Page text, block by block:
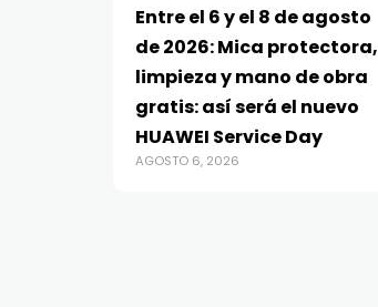
Entre el 6 y el 8 de agosto
de 2026: Mica protectora,
limpieza y mano de obra
gratis: así será el nuevo
HUAWEI Service Day
AGOSTO 6, 2026